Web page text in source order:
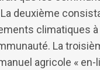
deuxième
climatiques
La
manuel agricole «